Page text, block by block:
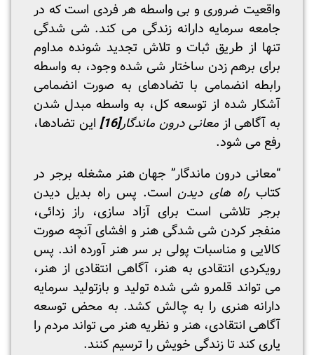
واقعیت ضروری و بی واسطه هر فردی است که در
جامعه سرمایه دارانه زندگی می کند. شی شدگی
تنها از طریق ثبات و تلاش تجدید شونده مداوم
برای برهم زدن ساختار شی شده وجود، به واسطه
رابطه انضمامی با تضادهای به صورت انضمامی
آشکار شده از توسعه کل، به واسطه مبدل شدن
به آگاهی از معانی درون ماندگار[16]
این تضادها،
رفع می شود.
“معانی درون ماندگار” جهان هنر مشغله برجر در
کتاب راه های دیدناست. پس راه بدیل دیدن
برجر تلاشی است برای آزاد سازی، راز زدائی،
منفجر کردن شی شدگی هنر و افشای آنچه صورت
کالایی و مناسبات پولی بر سر هنر آورده اند. پس
رویکردی انتقادی به هنر، آگاهی انتقادی از هنر،
می تواند قلمرو شی شده تولید و بازتولید سرمایه
دارانه هنری را به چالش کشد. به محض توسعه
آگاهی انتقادی، هنر و نظریه هنر می تواند مردم را
یاری کند تا زندگی خویش را ترسیم کنند.